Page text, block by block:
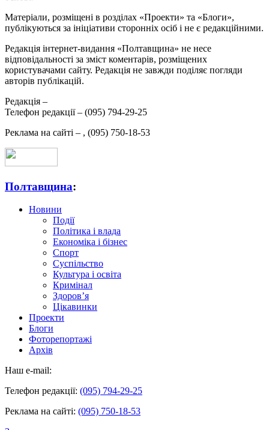
Матеріали, розміщені в розділах «Проекти» та «Блоги»,
публікуються за ініціативи сторонніх осіб і не є редакційними.
Редакція інтернет-видання «Полтавщина» не несе
відповідальності за зміст коментарів, розміщених
користувачами сайту. Редакція не завжди поділяє погляди
авторів публікацій.
Редакція –
Телефон редакції – (095) 794-29-25
Реклама на сайті – , (095) 750-18-53
Полтавщина:
Новини
Події
Політика і влада
Економіка і бізнес
Спорт
Суспільство
Культура і освіта
Кримінал
Здоров’я
Цікавинки
Проекти
Блоги
Фоторепортажі
Архів
Наш e-mail:
Телефон редакції: (095) 794-29-25
Реклама на сайті: (095) 750-18-53